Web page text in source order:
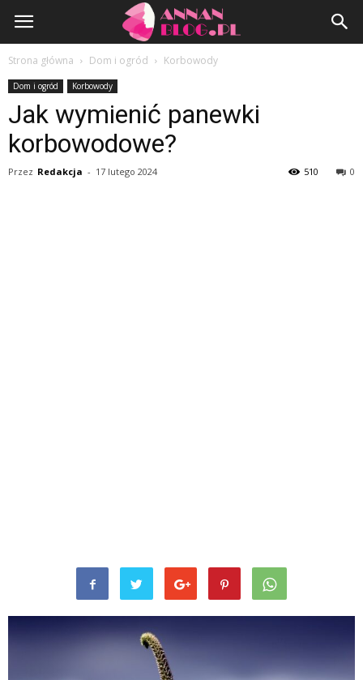
AnnanBlog.pl
Strona główna Dom i ogród Korbowody
Dom i ogród Korbowody
Jak wymienić panewki
korbowodowe?
Przez Redakcja - 17 lutego 2024 0
510